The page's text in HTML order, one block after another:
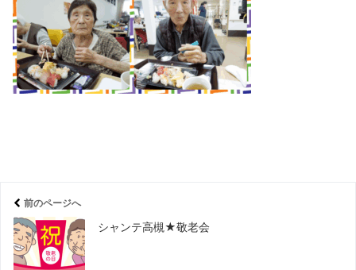
前のページへ
シャンテ高槻★敬老会